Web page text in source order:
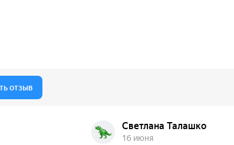
отзыв
Светлана Талашко
16 июня